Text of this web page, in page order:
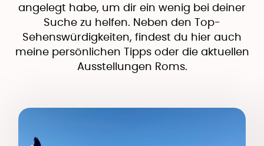
angelegt habe, um dir ein wenig bei deiner
Suche zu helfen. Neben den Top-
Sehenswürdigkeiten, findest du hier auch
meine persönlichen Tipps oder die aktuellen
Ausstellungen Roms.